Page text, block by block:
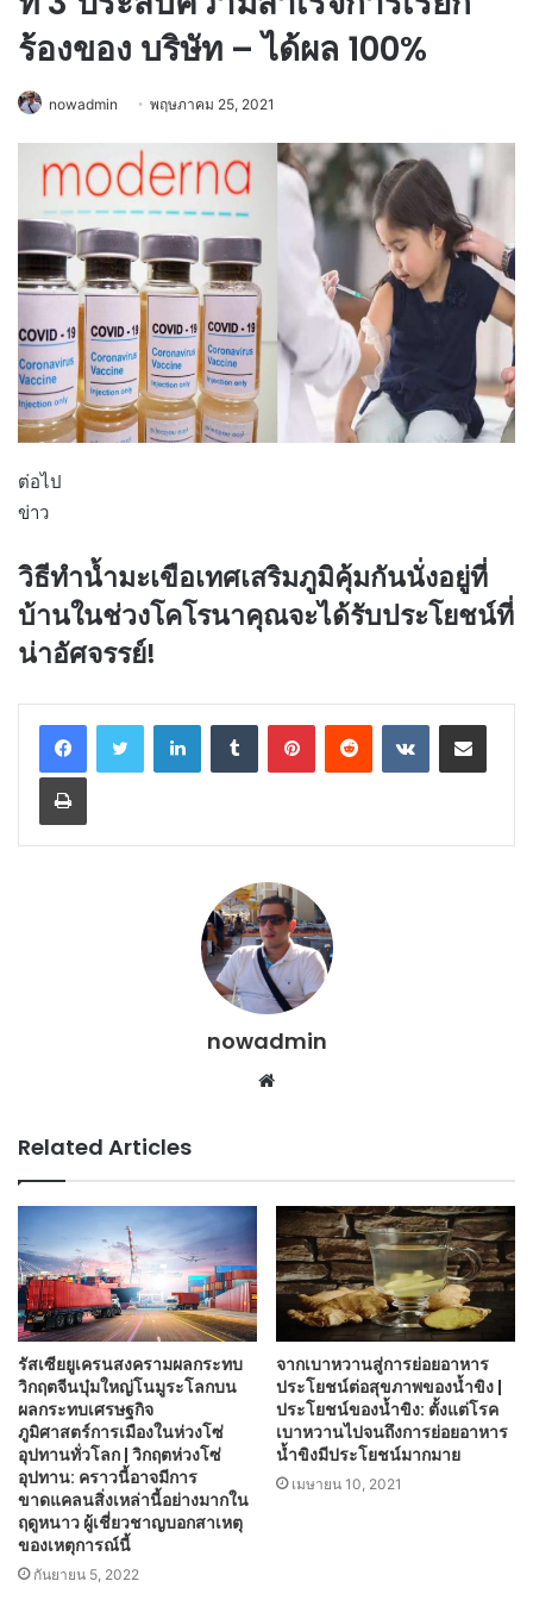
ร้องของ บริษัท – ได้ผล 100%
nowadmin พฤษภาคม 25, 2021
ต่อไป
ข่าว
วิธีทำน้ำมะเขือเทศเสริมภูมิคุ้มกันนั่งอยู่ที่
บ้านในช่วงโคโรนาคุณจะได้รับประโยชน์ที่
น่าอัศจรรย์!
LinkedInTumblr PinterestReddit VKontakteShare via Email
Print
nowadmin
Website
Related Articles
รัสเซียยูเครนสงครามผลกระทบ
วิกฤตจีนบุ๋มใหญ่โนมูระโลกบน
ผลกระทบเศรษฐกิจ
ภูมิศาสตร์การเมืองในห่วงโซ่
อุปทานทั่วโลก | วิกฤตห่วงโซ่
อุปทาน: คราวนี้อาจมีการ
ขาดแคลนสิ่งเหล่านี้อย่างมากใน
ฤดูหนาว ผู้เชี่ยวชาญบอกสาเหตุ
ของเหตุการณ์นี้
กันยายน 5, 2022
จากเบาหวานสู่การย่อยอาหาร
ประโยชน์ต่อสุขภาพของน้ำขิง |
ประโยชน์ของน้ำขิง: ตั้งแต่โรค
เบาหวานไปจนถึงการย่อยอาหาร
น้ำขิงมีประโยชน์มากมาย
เมษายน 10, 2021